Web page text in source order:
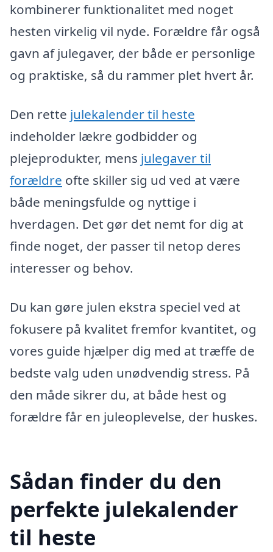
kombinerer funktionalitet med noget
hesten virkelig vil nyde. Forældre får også
gavn af julegaver, der både er personlige
og praktiske, så du rammer plet hvert år.
Den rette julekalender til heste
indeholder lækre godbidder og
plejeprodukter, mens julegaver til
forældre ofte skiller sig ud ved at være
både meningsfulde og nyttige i
hverdagen. Det gør det nemt for dig at
finde noget, der passer til netop deres
interesser og behov.
Du kan gøre julen ekstra speciel ved at
fokusere på kvalitet fremfor kvantitet, og
vores guide hjælper dig med at træffe de
bedste valg uden unødvendig stress. På
den måde sikrer du, at både hest og
forældre får en juleoplevelse, der huskes.
Sådan finder du den
perfekte julekalender
til heste